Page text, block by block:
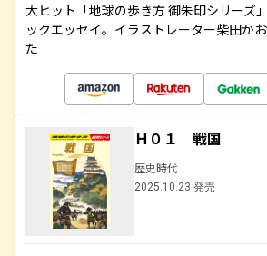
大ヒット「地球の歩き方 御朱印シリーズ
ックエッセイ。イラストレーター柴田か
た
Ｈ０１ 戦国
歴史時代
2025.10.23 発売